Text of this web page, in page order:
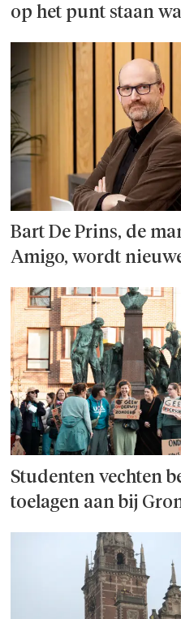
op het punt staan
Bart De Prins, de
Amigo, wordt
Studenten vechten
toelagen aan bij